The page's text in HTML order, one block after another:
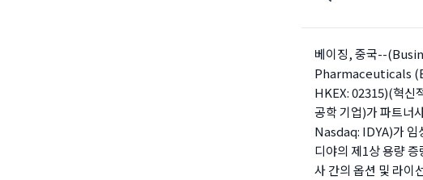
베이징, 중국--(
Pharmaceuticals
HKEX: 02315)(혁신
공학 기업)가 파트너
Nasdaq: IDYA)가 임
디야의 제1상 용량
사 간의 옵션 및 라이